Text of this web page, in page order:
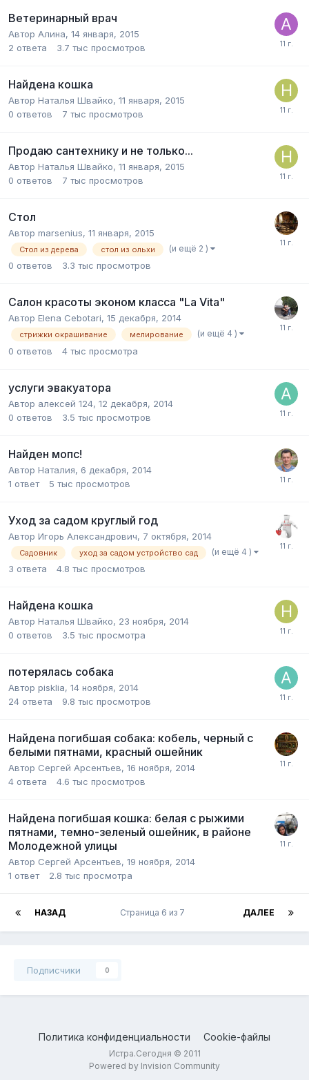
Ветеринарный врач
Автор Алина, 14 января, 2015
2 ответа 3.7 тыс просмотров
Найдена кошка
Автор Наталья Швайко, 11 января, 2015
0 ответов 7 тыс просмотров
Продаю сантехнику и не только...
Автор Наталья Швайко, 11 января, 2015
0 ответов 7 тыс просмотров
Стол
Автор marsenius, 11 января, 2015
Стол из дерева стол из ольхи (и ещё 2 )
0 ответов 3.3 тыс просмотров
Салон красоты эконом класса "La Vita"
Автор Elena Cebotari, 15 декабря, 2014
стрижки окрашивание мелирование (и ещё 4 )
0 ответов 4 тыс просмотра
услуги эвакуатора
Автор алексей 124, 12 декабря, 2014
0 ответов 3.5 тыс просмотров
Найден мопс!
Автор Наталия, 6 декабря, 2014
1 ответ 5 тыс просмотров
Уход за садом круглый год
Автор Игорь Александрович, 7 октября, 2014
Садовник уход за садом устройство сад (и ещё 4 )
3 ответа 4.8 тыс просмотров
Найдена кошка
Автор Наталья Швайко, 23 ноября, 2014
0 ответов 3.5 тыс просмотра
потерялась собака
Автор pisklia, 14 ноября, 2014
24 ответа 9.8 тыс просмотров
Найдена погибшая собака: кобель, черный с
белыми пятнами, красный ошейник
Автор Сергей Арсентьев, 16 ноября, 2014
4 ответа 4.6 тыс просмотров
Найдена погибшая кошка: белая с рыжими
пятнами, темно-зеленый ошейник, в районе
Молодежной улицы
Автор Сергей Арсентьев, 19 ноября, 2014
1 ответ 2.8 тыс просмотра
НАЗАД ДАЛЕЕ
Страница 6 из 7
Подписчики 0
Политика конфиденциальности Cookie-файлы
Истра.Сегодня © 2011
Powered by Invision Community